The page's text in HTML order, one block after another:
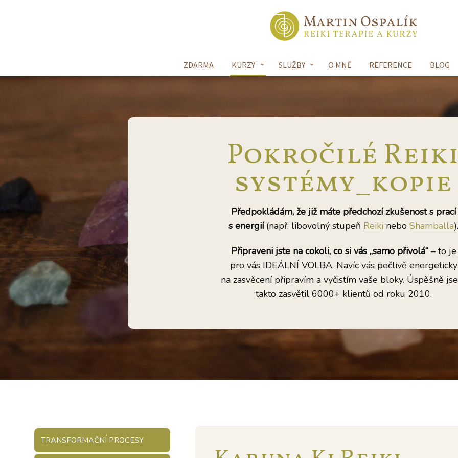
ZDARMA KURZY SLUŽBY O MNĚ REFERENCE BLOG
Pokročilé
systémy_kopie
Předpokládám, že již máte předchozí zkušenost s prací
s energií(např. libovolný stupeň Reiki nebo Shamballa).
Připraveni jste na cokoli, co si vás „samo přivolá“–⁠⁠⁠⁠⁠⁠ to je
pro vás IDEÁLNÍ VOLBA. Navíc vás pečlivě energeticky
na zasvěcení připravím a vyčistím vaše bloky. Úspěšně
takto zasvětil 6000+ klientů od roku 2010.
TRANSFORMAČNÍ PROCESY